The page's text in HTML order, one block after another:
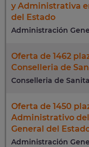
y Administrativa
del Estado
Administración
Oferta de 1462
Conselleria de
Conselleria de
Oferta de 1450
Administrativo
General del
Administración